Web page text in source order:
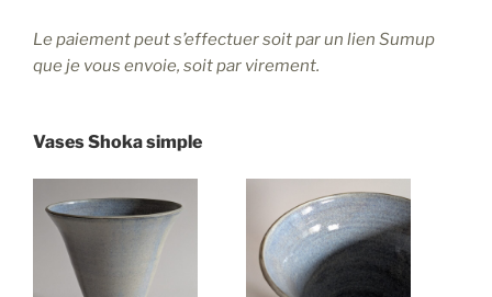
Le paiement peut s’effectuer soit par un lien Sumup
que je vous envoie, soit par virement.
Vases Shoka simple